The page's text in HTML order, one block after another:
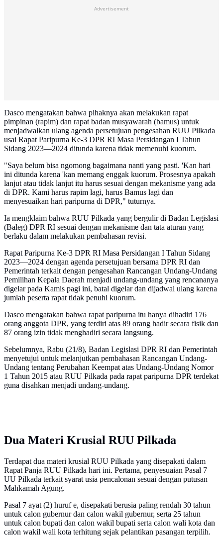
Advertisement
Dasco mengatakan bahwa pihaknya akan melakukan rapat
pimpinan (rapim) dan rapat badan musyawarah (bamus) untuk
menjadwalkan ulang agenda persetujuan pengesahan RUU Pilkada
usai Rapat Paripurna Ke-3 DPR RI Masa Persidangan I Tahun
Sidang 2023—2024 ditunda karena tidak memenuhi kuorum.
"Saya belum bisa ngomong bagaimana nanti yang pasti. 'Kan hari
ini ditunda karena 'kan memang enggak kuorum. Prosesnya apakah
lanjut atau tidak lanjut itu harus sesuai dengan mekanisme yang ada
di DPR. Kami harus rapim lagi, harus Bamus lagi dan
menyesuaikan hari paripurna di DPR," tuturnya.
Ia mengklaim bahwa RUU Pilkada yang bergulir di Badan Legislasi
(Baleg) DPR RI sesuai dengan mekanisme dan tata aturan yang
berlaku dalam melakukan pembahasan revisi.
Rapat Paripurna Ke-3 DPR RI Masa Persidangan I Tahun Sidang
2023—2024 dengan agenda persetujuan bersama DPR RI dan
Pemerintah terkait dengan pengesahan Rancangan Undang-Undang
Pemilihan Kepala Daerah menjadi undang-undang yang rencananya
digelar pada Kamis pagi ini, batal digelar dan dijadwal ulang karena
jumlah peserta rapat tidak penuhi kuorum.
Dasco mengatakan bahwa rapat paripurna itu hanya dihadiri 176
orang anggota DPR, yang terdiri atas 89 orang hadir secara fisik dan
87 orang izin tidak menghadiri secara langsung.
Sebelumnya, Rabu (21/8), Badan Legislasi DPR RI dan Pemerintah
menyetujui untuk melanjutkan pembahasan Rancangan Undang-
Undang tentang Perubahan Keempat atas Undang-Undang Nomor
1 Tahun 2015 atau RUU Pilkada pada rapat paripurna DPR terdekat
guna disahkan menjadi undang-undang.
Dua Materi Krusial RUU Pilkada
Terdapat dua materi krusial RUU Pilkada yang disepakati dalam
Rapat Panja RUU Pilkada hari ini. Pertama, penyesuaian Pasal 7
UU Pilkada terkait syarat usia pencalonan sesuai dengan putusan
Mahkamah Agung.
Pasal 7 ayat (2) huruf e, disepakati berusia paling rendah 30 tahun
untuk calon gubernur dan calon wakil gubernur, serta 25 tahun
untuk calon bupati dan calon wakil bupati serta calon wali kota dan
calon wakil wali kota terhitung sejak pelantikan pasangan terpilih.